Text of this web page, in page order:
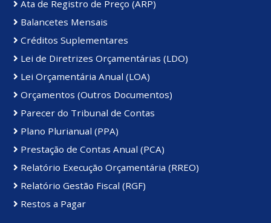
Ata de Registro de Preço (ARP)
Balancetes Mensais
Créditos Suplementares
Lei de Diretrizes Orçamentárias (LDO)
Lei Orçamentária Anual (LOA)
Orçamentos (Outros Documentos)
Parecer do Tribunal de Contas
Plano Plurianual (PPA)
Prestação de Contas Anual (PCA)
Relatório Execução Orçamentária (RREO)
Relatório Gestão Fiscal (RGF)
Restos a Pagar